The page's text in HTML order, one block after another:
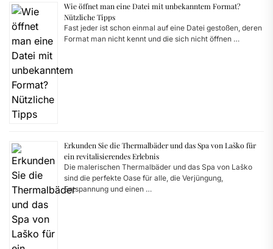
Wie öffnet man eine Datei mit unbekanntem Format?
Nützliche Tipps
Fast jeder ist schon einmal auf eine Datei gestoßen, deren
Format man nicht kennt und die sich nicht öffnen …
Erkunden Sie die Thermalbäder und das Spa von Laško für
ein revitalisierendes Erlebnis
Die malerischen Thermalbäder und das Spa von Laško
sind die perfekte Oase für alle, die Verjüngung,
Entspannung und einen …